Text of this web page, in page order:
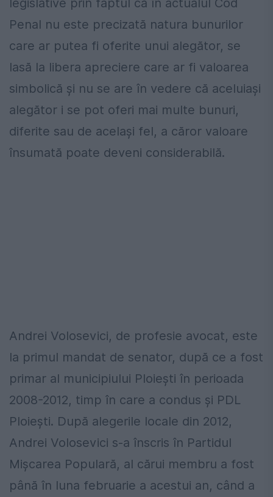
legislative prin faptul că în actualul Cod
Penal nu este precizată natura bunurilor
care ar putea fi oferite unui alegător, se
lasă la libera apreciere care ar fi valoarea
simbolică şi nu se are în vedere că aceluiaşi
alegător i se pot oferi mai multe bunuri,
diferite sau de acelaşi fel, a căror valoare
însumată poate deveni considerabilă.
Andrei Volosevici, de profesie avocat, este
la primul mandat de senator, după ce a fost
primar al municipiului Ploieşti în perioada
2008-2012, timp în care a condus şi PDL
Ploieşti. După alegerile locale din 2012,
Andrei Volosevici s-a înscris în Partidul
Mişcarea Populară, al cărui membru a fost
până în luna februarie a acestui an, când a